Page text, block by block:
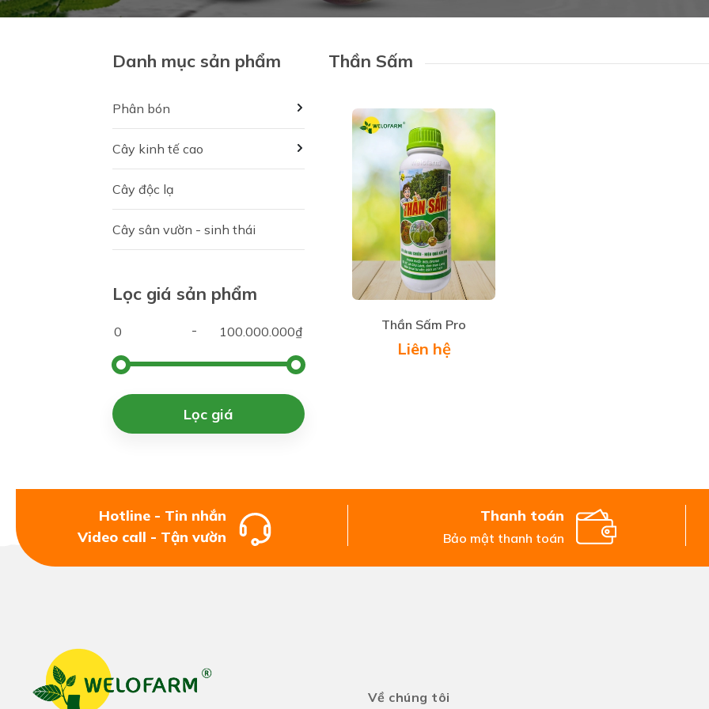
Danh mục sản phẩm
Phân bón
Cây kinh tế cao
Cây độc lạ
Cây sân vườn - sinh thái
Lọc giá sản phẩm
Lọc giá
Thần Sấm
Thần Sấm Pro
Liên hệ
Hotline - Tin nhắn
Video call - Tận vườn
Thanh toán
Bảo mật thanh toán
Về chúng tôi